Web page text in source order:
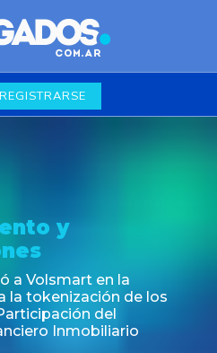
REGISTRARSE
de rúbrica de los libros
de Buenos Aires